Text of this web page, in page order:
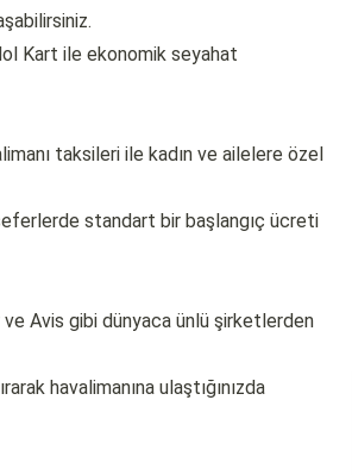
Kart ile ekonomik seyahat
taksileri ile kadın ve ailelere özel
standart bir başlangıç ücreti
Avis gibi dünyaca ünlü şirketlerden
havalimanına ulaştığınızda